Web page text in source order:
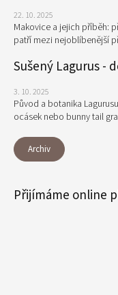
22. 10. 2025
Makovice a jejich příběh:
patří mezi nejoblíbenější
Sušený Lagurus -
3. 10. 2025
Původ a botanika
ocásek nebo bunny tail
Archiv
Přijímáme online